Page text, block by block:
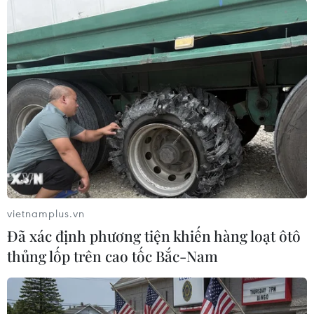
#Nhà nước Hồi giáo tự xưng IS
#Interpol
#Tấn công khủng bố
#Góa phụ trắng
#Siêu thị Westgate
#Kenya
#Al-Shabab
#Tàu điện ngầm
Anh
Theo dõi VietnamPlus
vietnamplus.vn
Đã xác định phương tiện khiến hàng loạt ôtô
thủng lốp trên cao tốc Bắc-Nam